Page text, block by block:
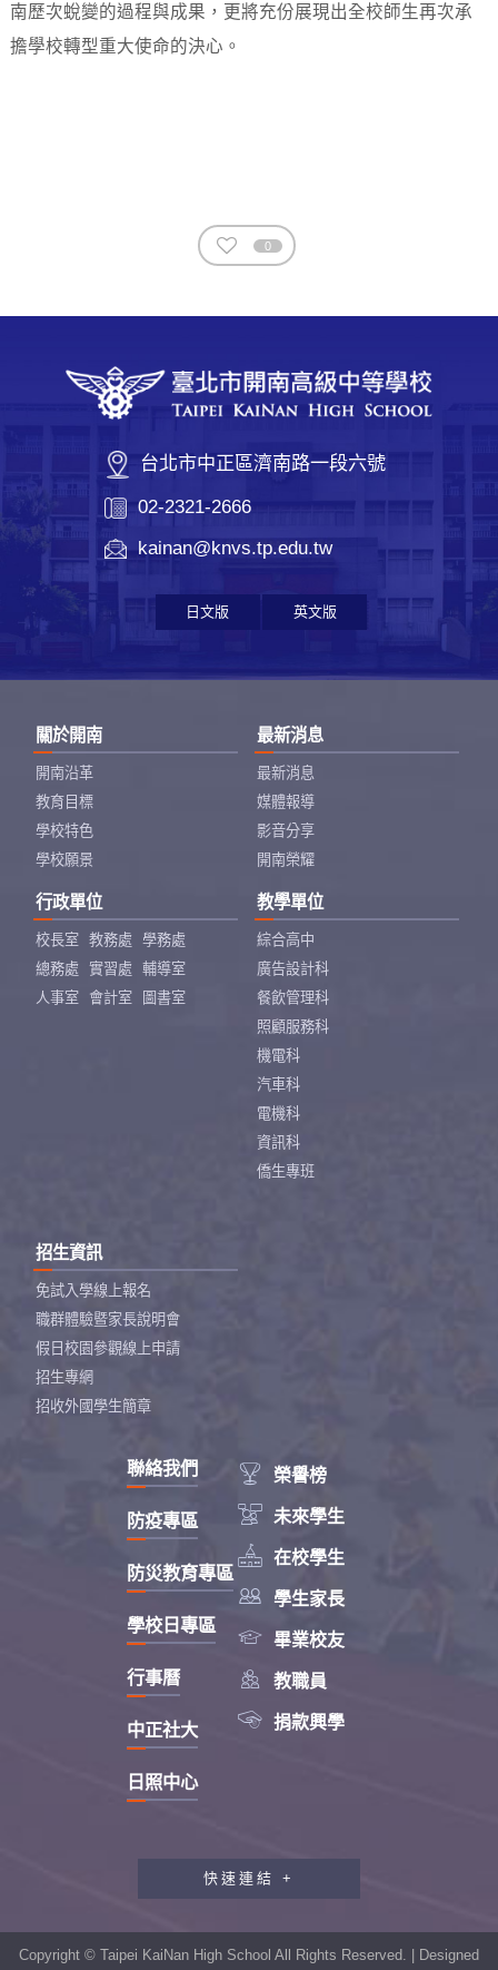
南歷次蛻變的過程與成果，更將充份展現出全校師生再次承
擔學校轉型重大使命的決心。
0
台北市中正區濟南路一段六號
02-2321-2666
kainan@knvs.tp.edu.tw
日文版 英文版
關於開南
開南沿革
教育目標
學校特色
學校願景
最新消息
最新消息
媒體報導
影音分享
開南榮耀
行政單位
校長室 教務處
學務處
總務處
實習處
輔導室
人事室
會計室 圖書室
教學單位
綜合高中
廣告設計科
餐飲管理科
照顧服務科
機電科
汽車科
電機科
資訊科
僑生專班
招生資訊
免試入學線上報名
職群體驗暨家長說明會
假日校園參觀線上申請
招生專網
招收外國學生簡章
 榮譽榜
 未來學生
 在校學生
 學生家長
 畢業校友
 教職員
 捐款興學
聯絡我們
防疫專區
防災教育專區
學校日專區
行事曆
中正社大
日照中心
快速連結 +
教職員工研習專區
Copyright © Taipei KaiNan High School All Rights Reserved. | Designed